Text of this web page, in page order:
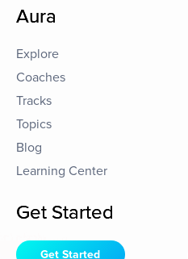
Aura
Explore
Coaches
Tracks
Topics
Blog
Learning Center
Get Started
Get Started